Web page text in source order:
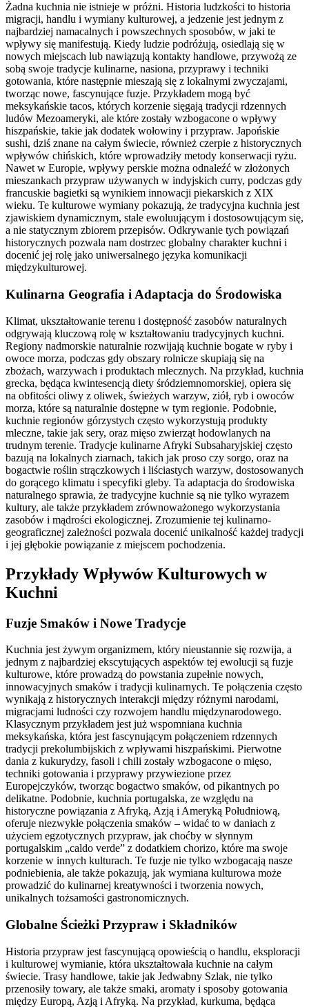
Żadna kuchnia nie istnieje w próżni. Historia ludzkości to historia
migracji, handlu i wymiany kulturowej, a jedzenie jest jednym z
najbardziej namacalnych i powszechnych sposobów, w jaki te
wpływy się manifestują. Kiedy ludzie podróżują, osiedlają się w
nowych miejscach lub nawiązują kontakty handlowe, przywożą ze
sobą swoje tradycje kulinarne, nasiona, przyprawy i techniki
gotowania, które następnie mieszają się z lokalnymi zwyczajami,
tworząc nowe, fascynujące fuzje. Przykładem mogą być
meksykańskie tacos, których korzenie sięgają tradycji rdzennych
ludów Mezoameryki, ale które zostały wzbogacone o wpływy
hiszpańskie, takie jak dodatek wołowiny i przypraw. Japońskie
sushi, dziś znane na całym świecie, również czerpie z historycznych
wpływów chińskich, które wprowadziły metody konserwacji ryżu.
Nawet w Europie, wpływy perskie można odnaleźć w złożonych
mieszankach przypraw używanych w indyjskich curry, podczas gdy
francuskie bagietki są wynikiem innowacji piekarskich z XIX
wieku. Te kulturowe wymiany pokazują, że tradycyjna kuchnia jest
zjawiskiem dynamicznym, stale ewoluującym i dostosowującym się,
a nie statycznym zbiorem przepisów. Odkrywanie tych powiązań
historycznych pozwala nam dostrzec globalny charakter kuchni i
docenić jej rolę jako uniwersalnego języka komunikacji
międzykulturowej.
Kulinarna Geografia i Adaptacja do Środowiska
Klimat, ukształtowanie terenu i dostępność zasobów naturalnych
odgrywają kluczową rolę w kształtowaniu tradycyjnych kuchni.
Regiony nadmorskie naturalnie rozwijają kuchnie bogate w ryby i
owoce morza, podczas gdy obszary rolnicze skupiają się na
zbożach, warzywach i produktach mlecznych. Na przykład, kuchnia
grecka, będąca kwintesencją diety śródziemnomorskiej, opiera się
na obfitości oliwy z oliwek, świeżych warzyw, ziół, ryb i owoców
morza, które są naturalnie dostępne w tym regionie. Podobnie,
kuchnie regionów górzystych często wykorzystują produkty
mleczne, takie jak sery, oraz mięso zwierząt hodowlanych na
trudnym terenie. Tradycje kulinarne Afryki Subsaharyjskiej często
bazują na lokalnych ziarnach, takich jak proso czy sorgo, oraz na
bogactwie roślin strączkowych i liściastych warzyw, dostosowanych
do gorącego klimatu i specyfiki gleby. Ta adaptacja do środowiska
naturalnego sprawia, że tradycyjne kuchnie są nie tylko wyrazem
kultury, ale także przykładem zrównoważonego wykorzystania
zasobów i mądrości ekologicznej. Zrozumienie tej kulinarno-
geograficznej zależności pozwala docenić unikalność każdej tradycji
i jej głębokie powiązanie z miejscem pochodzenia.
Przykłady Wpływów Kulturowych w
Kuchni
Fuzje Smaków i Nowe Tradycje
Kuchnia jest żywym organizmem, który nieustannie się rozwija, a
jednym z najbardziej ekscytujących aspektów tej ewolucji są fuzje
kulturowe, które prowadzą do powstania zupełnie nowych,
innowacyjnych smaków i tradycji kulinarnych. Te połączenia często
wynikają z historycznych interakcji między różnymi narodami,
migracjami ludności czy rozwojem handlu międzynarodowego.
Klasycznym przykładem jest już wspomniana kuchnia
meksykańska, która jest fascynującym połączeniem rdzennych
tradycji prekolumbijskich z wpływami hiszpańskimi. Pierwotne
dania z kukurydzy, fasoli i chili zostały wzbogacone o mięso,
techniki gotowania i przyprawy przywiezione przez
Europejczyków, tworząc bogactwo smaków, od pikantnych po
delikatne. Podobnie, kuchnia portugalska, ze względu na
historyczne powiązania z Afryką, Azją i Ameryką Południową,
oferuje niezwykłe połączenia smaków – widać to w daniach z
użyciem egzotycznych przypraw, jak choćby w słynnym
portugalskim „caldo verde” z dodatkiem chorizo, które ma swoje
korzenie w innych kulturach. Te fuzje nie tylko wzbogacają nasze
podniebienia, ale także pokazują, jak wymiana kulturowa może
prowadzić do kulinarnej kreatywności i tworzenia nowych,
unikalnych tożsamości gastronomicznych.
Globalne Ścieżki Przypraw i Składników
Historia przypraw jest fascynującą opowieścią o handlu, eksploracji
i kulturowej wymianie, która ukształtowała kuchnie na całym
świecie. Trasy handlowe, takie jak Jedwabny Szlak, nie tylko
przenosiły towary, ale także smaki, aromaty i sposoby gotowania
między Europą, Azją i Afryką. Na przykład, kurkuma, będąca